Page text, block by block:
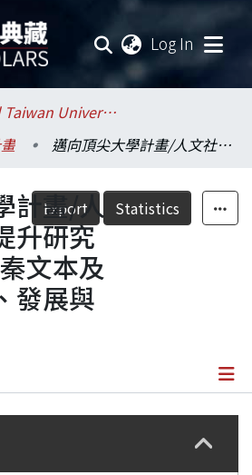
Log In
.National Taiwan University / 國立臺灣大學
邁向頂尖大學計畫/人文社會領域提升研究能量專案/先秦文本及思想之形成、發展與轉化
Export Statistics
計畫/人
升研究
文本及
發展與
Details